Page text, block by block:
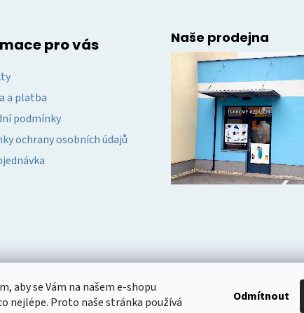
aby se Vám na našem e-shopu
nejlépe. Proto naše stránka používá
Odmítnout
pro vás
a platba
podmínky
ochrany osobních údajů
Naše prodejna